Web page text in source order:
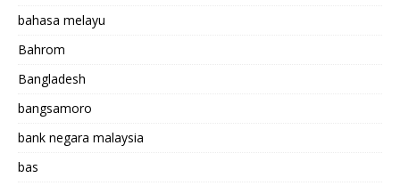
bahasa melayu
Bahrom
Bangladesh
bangsamoro
bank negara malaysia
bas